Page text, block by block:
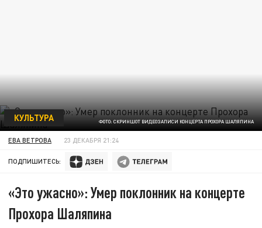
ФОТО: СКРИНШОТ ВИДЕОЗАПИСИ КОНЦЕРТА ПРОХОРА ШАЛЯПИНА
КУЛЬТУРА
ЕВА ВЕТРОВА 23 ДЕКАБРЯ 21:24
ПОДПИШИТЕСЬ:
«Это ужасно»: Умер поклонник на концерте
Прохора Шаляпина